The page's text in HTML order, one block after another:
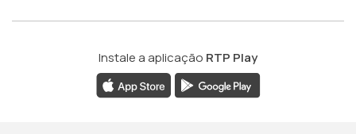
Instale a aplicação RTP Play